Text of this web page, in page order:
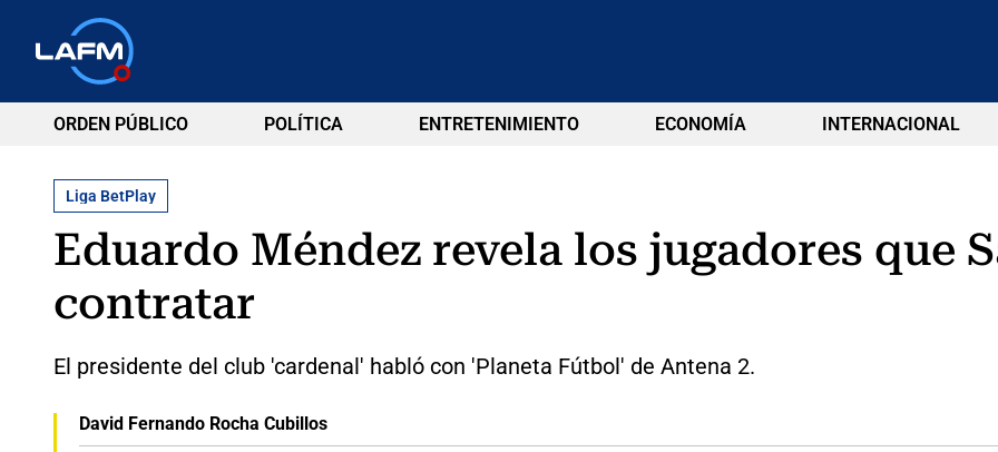
ORDEN PÚBLICO POLÍTICA ENTRETENIMIENTO ECONOMÍA INTERNACIONAL
Liga BetPlay
Eduardo Méndez revela los jugadores que
contratar
El presidente del club 'cardenal' habló con 'Planeta Fútbol' de Antena 2.
David Fernando Rocha Cubillos